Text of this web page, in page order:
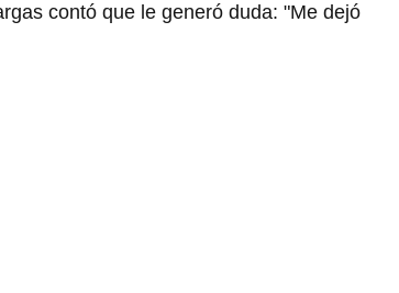
contó que le generó duda: "Me dejó